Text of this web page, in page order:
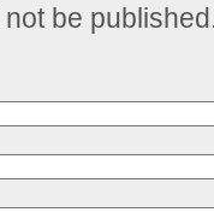
be